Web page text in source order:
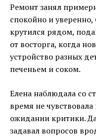
Ремонт занял
спокойно и
крутился рядом,
от восторга, когда
устройство разных
печеньем и соком.
Елена наблюдала со
время не
ожидании критики.
задавал вопросов